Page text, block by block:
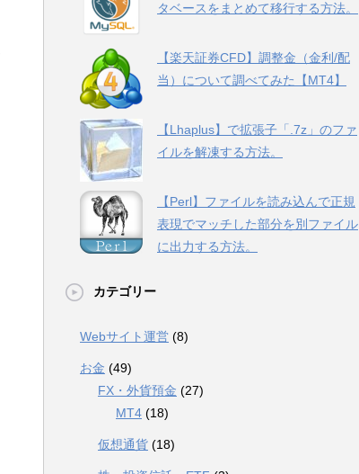
タベースをまとめて移行する方法。
【楽天証券CFD】調整金（金利/配
当）について調べてみた【MT4】
【Lhaplus】で拡張子「.7z」のファ
イルを解凍する方法。
【Perl】ファイルを読み込んで正規
表現でマッチした部分を別ファイル
に出力する方法。
カテゴリー
Webサイト運営 (8)
お金 (49)
FX・外貨預金 (27)
MT4 (18)
仮想通貨 (18)